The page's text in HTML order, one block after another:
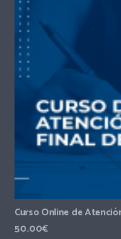
Curso Online de
50.00€